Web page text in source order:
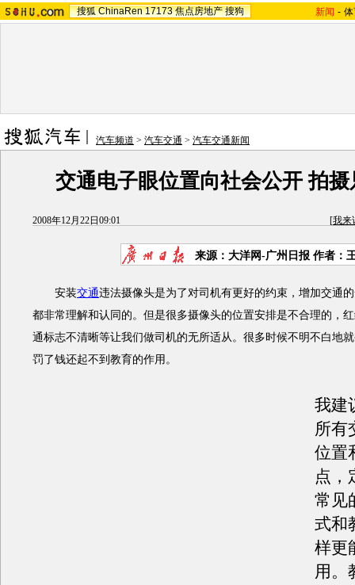
搜狐 ChinaRen 17173 焦点房地产 搜狗 新闻 -
汽车频道 > 汽车交通 > 汽车交通新闻
交通电子眼位置向社会公开 拍
2008年12月22日09:01 [我来
来源：大洋网-广州日报 作者：
安装交通违法摄像头是为了对司机有更好的约束，增加交通
都非常理解和认同的。但是很多摄像头的位置安排是不合理的，
通标志不清晰等让我们做司机的无所适从。很多时候不明不白地
罚了钱还起不到教育的作用。
我建
所有
位置
点，
常见
式和
样更
用。